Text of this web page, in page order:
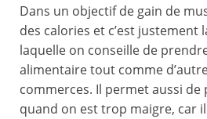
Dans un objectif de gain de
des calories et c’est justement
laquelle on conseille de
alimentaire tout comme
commerces. Il permet aussi
quand on est trop maigre, car